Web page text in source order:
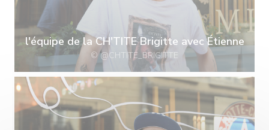
l'équipe de la CH'TITE Brigitte avec Étienne
© @CHTITE_BRIGITTE